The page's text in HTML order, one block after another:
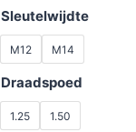
Sleutelwijdte
M12 M14
Draadspoed
1.25 1.50